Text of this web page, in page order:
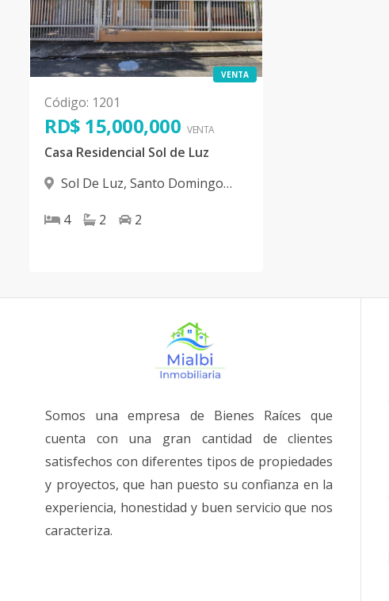
VENTA
Código: 1201
RD$ 15,000,000 VENTA
Casa Residencial Sol de Luz
Sol De Luz, Santo Domingo
4
2 2
Somos una empresa de Bienes Raíces que
cuenta con una gran cantidad de clientes
satisfechos con diferentes tipos de propiedades
y proyectos, que han puesto su confianza en la
experiencia, honestidad y buen servicio que nos
caracteriza.